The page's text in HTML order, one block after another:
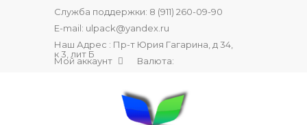
Служба поддержки: 8 (911) 260-09-90
E-mail: ulpack@yandex.ru
Наш Адрес : Пр-т Юрия Гагарина, д 34,
к 3, лит Б
Мой аккаунт Валюта: